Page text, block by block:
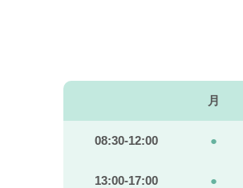
月
08:30-12:00 ●
13:00-17:00 ●